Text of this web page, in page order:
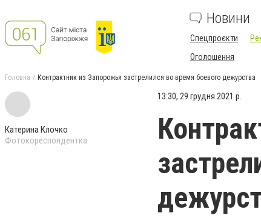
Новини
Спецпроєкти
Оголошення
Головна Контрактник из Запорожья застрелился во время боевого дежурства
Катерина Клочко
Фотокореспондентка
13:30, 29 грудня 2021 р.